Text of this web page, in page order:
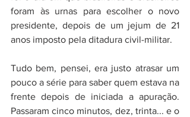
foram às urnas para escolher o novo
presidente, depois de um jejum de 21
anos imposto pela ditadura civil-militar.
Tudo bem, pensei, era justo atrasar um
pouco a série para saber quem estava na
frente depois de iniciada a apuração.
Passaram cinco minutos, dez, trinta... e o